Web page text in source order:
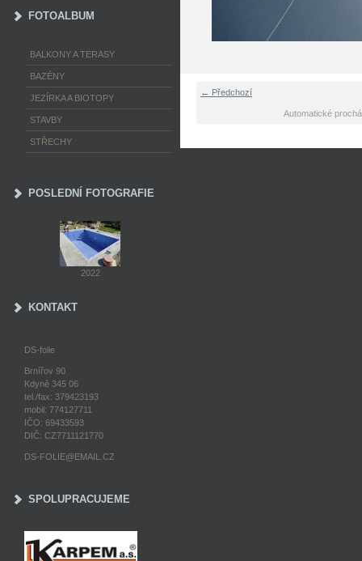
← Předchozí
Automatické
FOTOALBUM
BALKONY A TERASY
BAZÉNY
JEZÍRKA A BIOTOPY
STAVBY
STŘECHY
POSLEDNÍ FOTOGRAFIE
2022
KONTAKT
DS-folie
Brnířov 90
Kdyně 345 06
tel./fax: 379423193
mobil: 774127711
IČO: 69433593
DIČ: CZ7711121770
DS-FOLIE@EMAIL.CZ
SPOLUPRACUJEME